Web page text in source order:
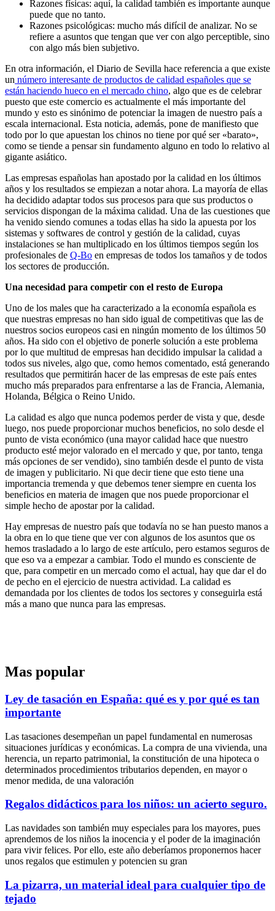
Razones físicas: aquí, la calidad también es importante aunque
puede que no tanto.
Razones psicológicas: mucho más difícil de analizar. No se
refiere a asuntos que tengan que ver con algo perceptible, sino
con algo más bien subjetivo.
En otra información, el Diario de Sevilla hace referencia a que existe
un número interesante de productos de calidad españoles que se
están haciendo hueco en el mercado chino, algo que es de celebrar
puesto que este comercio es actualmente el más importante del
mundo y esto es sinónimo de potenciar la imagen de nuestro país a
escala internacional. Esta noticia, además, pone de manifiesto que
todo por lo que apuestan los chinos no tiene por qué ser «barato»,
como se tiende a pensar sin fundamento alguno en todo lo relativo al
gigante asiático.
Las empresas españolas han apostado por la calidad en los últimos
años y los resultados se empiezan a notar ahora. La mayoría de ellas
ha decidido adaptar todos sus procesos para que sus productos o
servicios dispongan de la máxima calidad. Una de las cuestiones que
ha venido siendo comunes a todas ellas ha sido la apuesta por los
sistemas y softwares de control y gestión de la calidad, cuyas
instalaciones se han multiplicado en los últimos tiempos según los
profesionales de Q-Bo en empresas de todos los tamaños y de todos
los sectores de producción.
Una necesidad para competir con el resto de Europa
Uno de los males que ha caracterizado a la economía española es
que nuestras empresas no han sido igual de competitivas que las de
nuestros socios europeos casi en ningún momento de los últimos 50
años. Ha sido con el objetivo de ponerle solución a este problema
por lo que multitud de empresas han decidido impulsar la calidad a
todos sus niveles, algo que, como hemos comentado, está generando
resultados que permitirán hacer de las empresas de este país entes
mucho más preparados para enfrentarse a las de Francia, Alemania,
Holanda, Bélgica o Reino Unido.
La calidad es algo que nunca podemos perder de vista y que, desde
luego, nos puede proporcionar muchos beneficios, no solo desde el
punto de vista económico (una mayor calidad hace que nuestro
producto esté mejor valorado en el mercado y que, por tanto, tenga
más opciones de ser vendido), sino también desde el punto de vista
de imagen y publicitario. Ni que decir tiene que esto tiene una
importancia tremenda y que debemos tener siempre en cuenta los
beneficios en materia de imagen que nos puede proporcionar el
simple hecho de apostar por la calidad.
Hay empresas de nuestro país que todavía no se han puesto manos a
la obra en lo que tiene que ver con algunos de los asuntos que os
hemos trasladado a lo largo de este artículo, pero estamos seguros de
que eso va a empezar a cambiar. Todo el mundo es consciente de
que, para competir en un mercado como el actual, hay que dar el do
de pecho en el ejercicio de nuestra actividad. La calidad es
demandada por los clientes de todos los sectores y conseguirla está
más a mano que nunca para las empresas.
Mas popular
Ley de tasación en España: qué es y por qué es tan
importante
Las tasaciones desempeñan un papel fundamental en numerosas
situaciones jurídicas y económicas. La compra de una vivienda, una
herencia, un reparto patrimonial, la constitución de una hipoteca o
determinados procedimientos tributarios dependen, en mayor o
menor medida, de una valoración
Regalos didácticos para los niños: un acierto seguro.
Las navidades son también muy especiales para los mayores, pues
aprendemos de los niños la inocencia y el poder de la imaginación
para vivir felices. Por ello, este año deberíamos proponernos hacer
unos regalos que estimulen y potencien su gran
La pizarra, un material ideal para cualquier tipo de
tejado